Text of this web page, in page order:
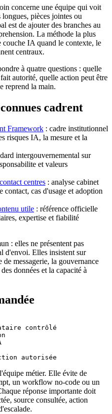
concerne une équipe qui voit
pièces jointes ou
est de ajouter des branches au
La méthode la plus
couche IA quand le contexte, le
centraux.
à quatre questions : quelle
autorité, quelle action peut être
reprend la main.
cadrent
Framework : cadre institutionnel
risques IA, la mesure et la
intergouvernemental sur
et valeurs
centres : analyse cabinet
contact, cas d'usage et adoption
utile : référence officielle
expertise et fiabilité
: elles ne présentent pas
d'envoi. Elles insistent sur
messagerie, la gouvernance
données et la capacité à
contrôlé
métier. Elle évite de
un workflow no-code ou un
réponse importante doit
source consultée, action